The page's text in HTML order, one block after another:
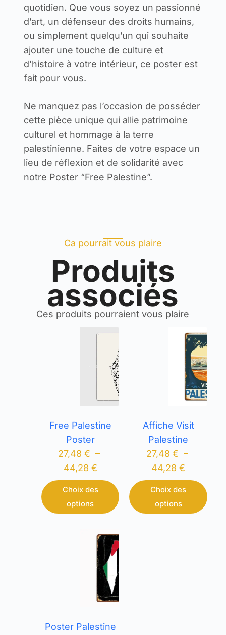
quotidien. Que vous soyez un passionné
d’art, un défenseur des droits humains,
ou simplement quelqu’un qui souhaite
ajouter une touche de culture et
d’histoire à votre intérieur, ce poster est
fait pour vous.
Ne manquez pas l’occasion de posséder
cette pièce unique qui allie patrimoine
culturel et hommage à la terre
palestinienne. Faites de votre espace un
lieu de réflexion et de solidarité avec
notre Poster “Free Palestine”.
Ca pourrait vous plaire
Produits
associés
Ces produits pourraient vous plaire
Free Palestine
Poster
27,48€ –
44,28 €
Choix des
options
Affiche Visit
Palestine
27,48 € –
44,28€
Choix des
options
Poster Palestine